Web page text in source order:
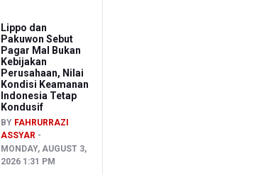
Lippo dan
Pakuwon Sebut
Pagar Mal Bukan
Kebijakan
Perusahaan, Nilai
Kondisi Keamanan
Indonesia Tetap
Kondusif
BY FAHRURRAZI
ASSYAR
MONDAY, AUGUST 3,
2026 1:31 PM